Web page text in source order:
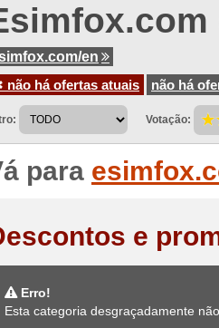
en
não há ofertas atuais
não há
Votação:
para
e
Erro!
Esta categoria desgraçadamente